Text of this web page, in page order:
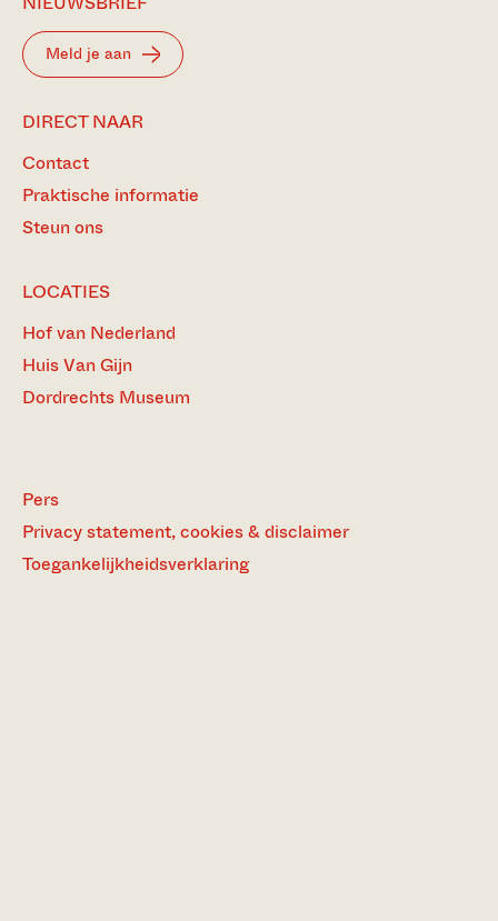
Meld je aan
DIRECT NAAR
Contact
Praktische informatie
Steun ons
LOCATIES
Hof van Nederland
Huis Van Gijn
Dordrechts Museum
Pers
Privacy statement, cookies & disclaimer
Toegankelijkheidsverklaring